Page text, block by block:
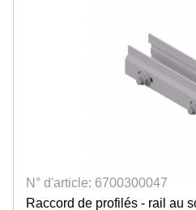
N° d'article: 6700300047
Raccord de profilés - rail au